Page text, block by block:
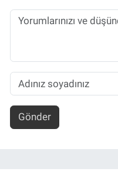
Gönder